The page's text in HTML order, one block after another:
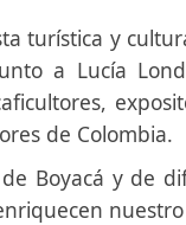
turística y
a Lucía
de Colombia.
Boyacá y de